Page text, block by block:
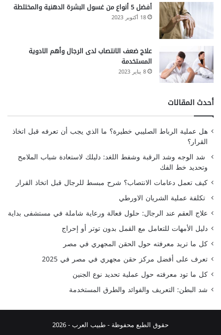
أفضل 5 أنواع من غسول البشرة الدهنية والمختلطة
18 أكتوبر 2023
علاج ضعف الانتصاب لدى الرجال وأهم الادوية
المستخدمة
8 يناير 2023
أحدث المقالات
هل عملية الرباط الصليبي خطيرة؟ ما الذي يجب أن تعرفه قبل اتخاذ
القرار؟
شد الوجه وشد الرقبة وشفط اللغد: دليلك لاستعادة شباب الملامح
وتحديد خط الفك
كيف تعمل دعامات الانتصاب؟ شرح مبسط للرجال قبل اتخاذ القرار
تكلفة عملية الشريان الاورطي
علاج العقم عند الرجال: حلول فعالة ورعاية شاملة في مستشفى بداية
دليل الأمهات للتعامل مع القمل بدون توتر أو إحراج
كل ما تريد معرفته حول الحقن المجهري في مصر
تعرف على أفضل مركز حقن مجهري في مصر في 2025
كل ما تود معرفته حول عملية تحديد نوع الجنين
شد البطن: التعريف والفوائد والطرق المستخدمة
حقوق الطبع محفوظة -طبيب العرب- 2026